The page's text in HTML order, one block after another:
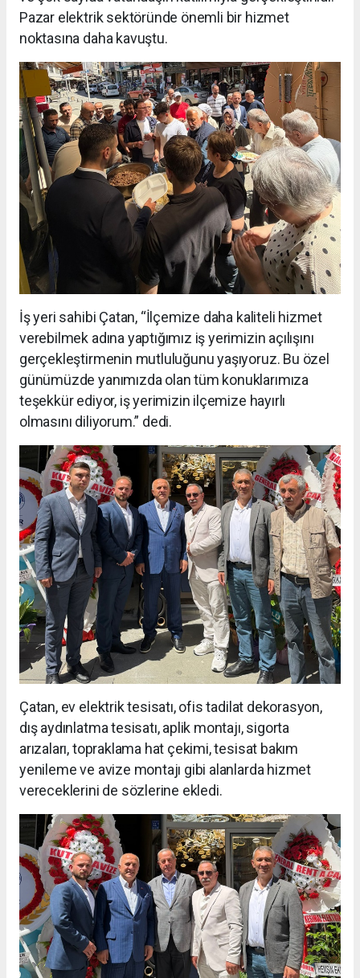
Pazar elektrik sektöründe önemli bir hizmet
noktasına daha kavuştu.
İş yeri sahibi Çatan, “İlçemize daha kaliteli hizmet
verebilmek adına yaptığımız iş yerimizin açılışını
gerçekleştirmenin mutluluğunu yaşıyoruz. Bu özel
günümüzde yanımızda olan tüm konuklarımıza
teşekkür ediyor, iş yerimizin ilçemize hayırlı
olmasını diliyorum.” dedi.
Çatan, ev elektrik tesisatı, ofis tadilat dekorasyon,
dış aydınlatma tesisatı, aplik montajı, sigorta
arızaları, topraklama hat çekimi, tesisat bakım
yenileme ve avize montajı gibi alanlarda hizmet
vereceklerini de sözlerine ekledi.